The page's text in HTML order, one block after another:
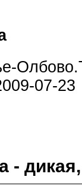
07-23
-